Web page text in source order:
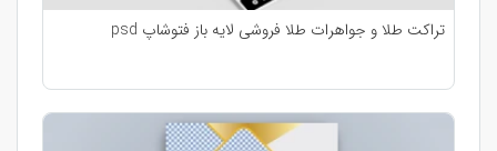
تراکت طلا و جواهرات طلا فروشی لایه باز فتوشاپ psd